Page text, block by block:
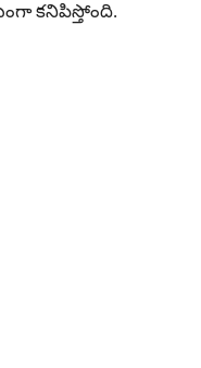
కనిపిస్తోంది.